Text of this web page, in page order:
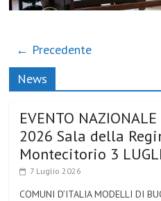
← Precedente
News
EVENTO
2026 Sala della
Montecitorio 3
7 Luglio 2026
COMUNI D’ITALIA MODELLI DI